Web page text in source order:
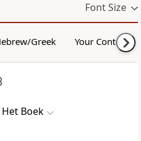
Font Size
Greek Your Content
Het Boek